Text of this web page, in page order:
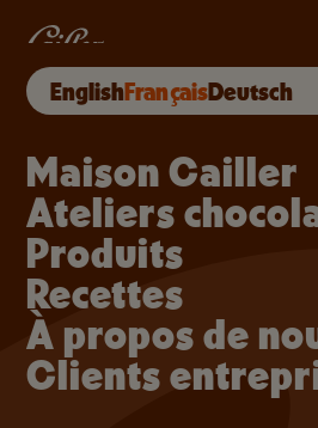
Banana
EnglishFrançaisDeutsch
Maison Cailler
Ateliers
Produits
Recettes
À propos de
Clients
DE 10H À 18H · DERNIÈRES VENTES À 17H